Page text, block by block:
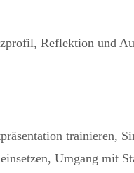
Reflektion und
trainieren,
Umgang mit